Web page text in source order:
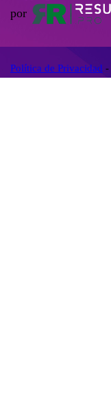
por
Política de Privacidad -